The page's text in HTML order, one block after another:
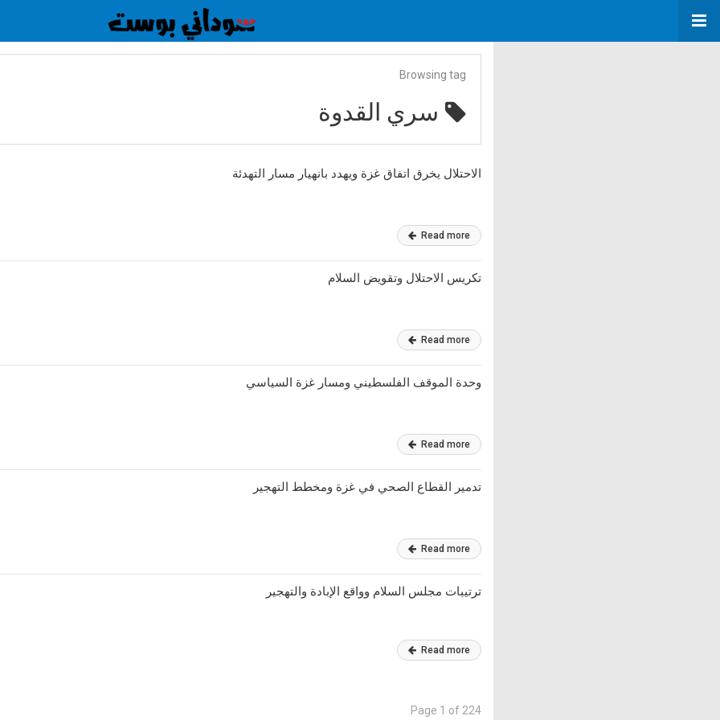
Browsing tag
سري القدوة
الاحتلال يخرق اتفاق غزة ويهدد بانهيار مسار التهدئة
Read more
تكريس الاحتلال وتقويض السلام
Read more
وحدة الموقف الفلسطيني ومسار غزة السياسي
Read more
تدمير القطاع الصحي في غزة ومخطط التهجير
Read more
ترتيبات مجلس السلام وواقع الإبادة والتهجير
Read more
Page 1 of 224